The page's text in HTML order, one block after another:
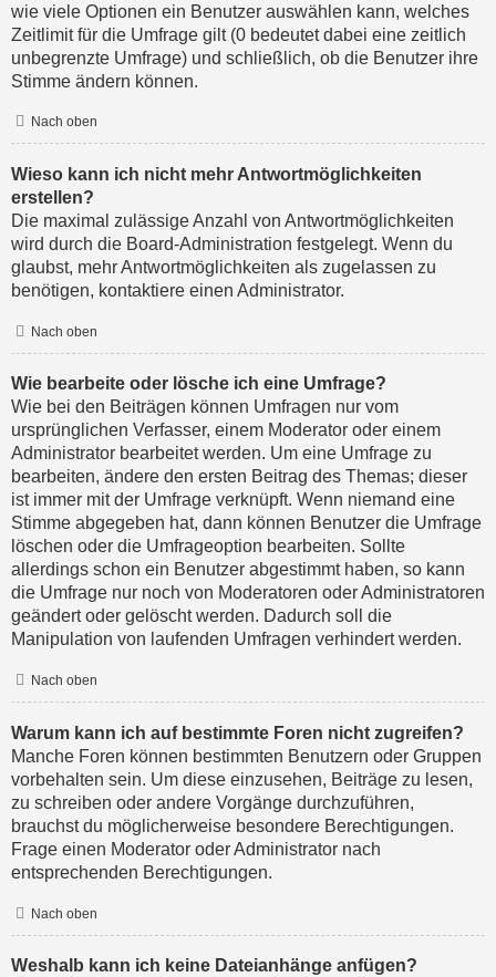
wie viele Optionen ein Benutzer auswählen kann, welches
Zeitlimit für die Umfrage gilt (0 bedeutet dabei eine zeitlich
unbegrenzte Umfrage) und schließlich, ob die Benutzer ihre
Stimme ändern können.
Nach oben
Wieso kann ich nicht mehr Antwortmöglichkeiten
erstellen?
Die maximal zulässige Anzahl von Antwortmöglichkeiten
wird durch die Board-Administration festgelegt. Wenn du
glaubst, mehr Antwortmöglichkeiten als zugelassen zu
benötigen, kontaktiere einen Administrator.
Nach oben
Wie bearbeite oder lösche ich eine Umfrage?
Wie bei den Beiträgen können Umfragen nur vom
ursprünglichen Verfasser, einem Moderator oder einem
Administrator bearbeitet werden. Um eine Umfrage zu
bearbeiten, ändere den ersten Beitrag des Themas; dieser
ist immer mit der Umfrage verknüpft. Wenn niemand eine
Stimme abgegeben hat, dann können Benutzer die Umfrage
löschen oder die Umfrageoption bearbeiten. Sollte
allerdings schon ein Benutzer abgestimmt haben, so kann
die Umfrage nur noch von Moderatoren oder Administratoren
geändert oder gelöscht werden. Dadurch soll die
Manipulation von laufenden Umfragen verhindert werden.
Nach oben
Warum kann ich auf bestimmte Foren nicht zugreifen?
Manche Foren können bestimmten Benutzern oder Gruppen
vorbehalten sein. Um diese einzusehen, Beiträge zu lesen,
zu schreiben oder andere Vorgänge durchzuführen,
brauchst du möglicherweise besondere Berechtigungen.
Frage einen Moderator oder Administrator nach
entsprechenden Berechtigungen.
Nach oben
Weshalb kann ich keine Dateianhänge anfügen?